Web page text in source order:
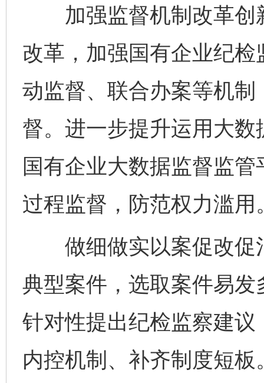
加强监督机制改革创
改革，加强国有企业纪检
动监督、联合办案等机
督。进一步提升运用大
国有企业大数据监督监
过程监督，防范权力滥用
做细做实以案促改促
典型案件，选取案件易
针对性提出纪检监察建
内控机制、补齐制度短板